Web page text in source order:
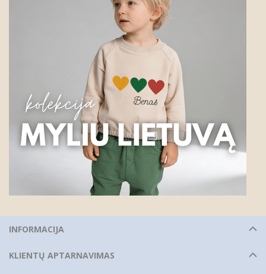
INFORMACIJA
KLIENTŲ APTARNAVIMAS